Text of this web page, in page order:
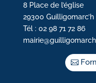
8 Place de l’église
29300 Guilligomarc’h
Tél : 02 98 71 72 86